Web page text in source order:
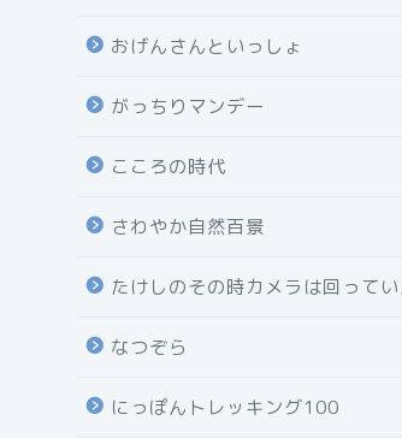
おげんさんといっしょ
がっちりマンデー
こころの時代
さわやか自然百景
たけしのその時カメラは回ってい
なつぞら
にっぽんトレッキング100